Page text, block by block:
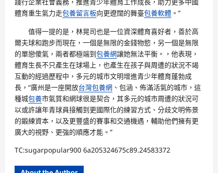
體育重生氣力走包養留言板向更遼闊的舞臺包養軟體 。”
值得一提的是，林晃司也是一位資深體育喜好者，善於高
爾夫球和跑步而現在，一個是無限的金錢物慾，另一個是無限
的單戀傻氣，兩者都極端到包養網讓她無法平衡。，他表現，
體育生長不只產生在球場上，也產生在孩子與周遭的狀況不竭
互動的經過歷程中，多元的城市文明增進青少年體育蓬勃成
長，“廣州是一座開放台灣包養網 、包涵、佈滿活氣的城市，這
種城包養市氣質和網球很是契合，其多元的城市周遭的狀況可
以或許讓年青球員接觸到更國際化的練習方式、分歧文明佈景
的鍛練資本，以及更豐盛的賽事和交通機遇，輔助他們擁有更
廣大的視野、更強的順應才能。”
TC:sugarpopular900 6a205324675c89.24583372